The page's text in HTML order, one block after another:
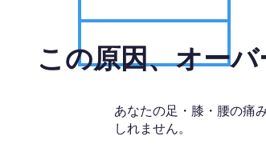
この原因、オー
あなたの足・膝・腰の痛
しれません。